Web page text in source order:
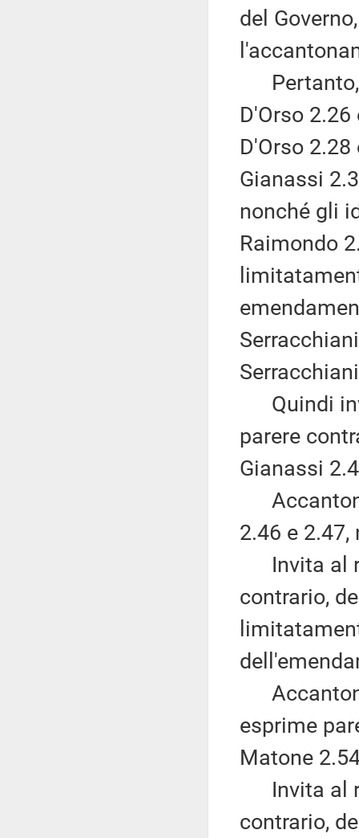
del
Pertanto,
D'Orso
D'Orso
Gianassi
nonché gli
Raimondo
Quindi
parere
Gianassi
2.46 e
Invita al
contrario,
esprime
Matone
Invita al
contrario,